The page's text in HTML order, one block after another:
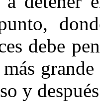
debe
y